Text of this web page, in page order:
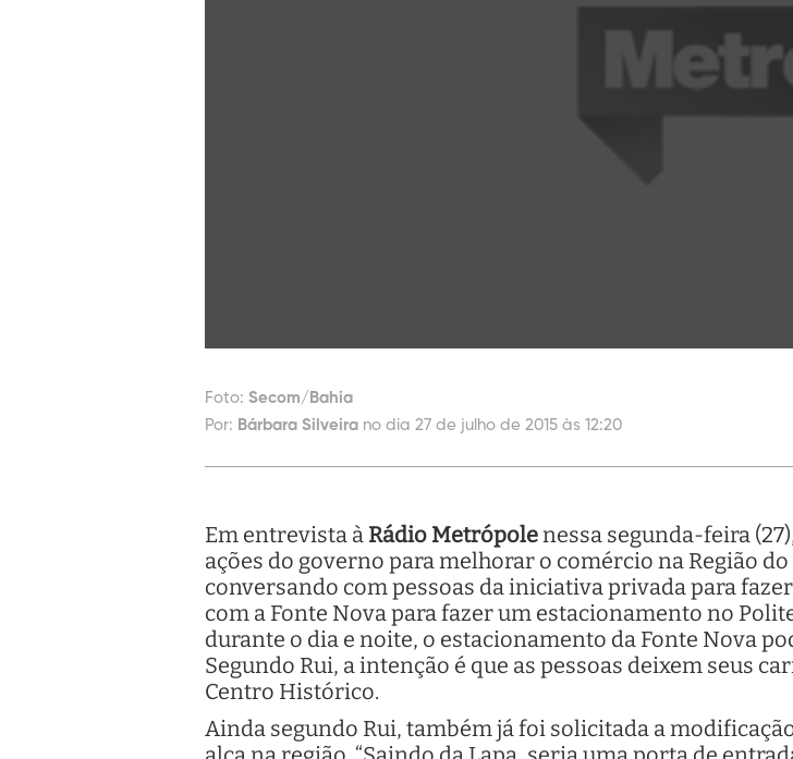
Foto: Secom/Bahia
Por: Bárbara Silveira no dia 27 de julho de 2015 às 12:20
Em entrevista à Rádio Metrópolenessa segunda-feira
ações do governo para melhorar o comércio na Região
conversando com pessoas da iniciativa privada para
com a Fonte Nova para fazer um estacionamento no
durante o dia e noite, o estacionamento da Fonte Nova
Segundo Rui, a intenção é que as pessoas deixem seus
Centro Histórico.
Ainda segundo Rui, também já foi solicitada a